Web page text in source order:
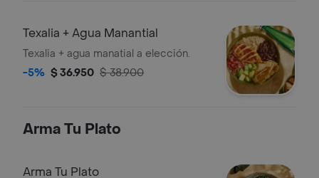
Texalia + Agua Manantial
Texalia + agua manatial a elección.
-5% $ 36.950 $ 38.900
Arma Tu Plato
Arma Tu Plato